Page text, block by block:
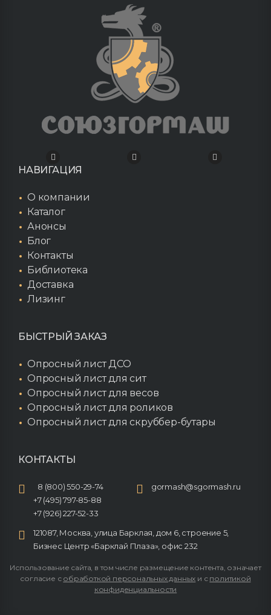
НАВИГАЦИЯ
О компании
Каталог
Анонсы
Блог
Контакты
Библиотека
Доставка
Лизинг
БЫСТРЫЙ ЗАКАЗ
Опросный лист ДСО
Опросный лист для сит
Опросный лист для весов
Опросный лист для роликов
Опросный лист для скруббер-бутары
КОНТАКТЫ
8 (800) 550-29-74
+7 (495) 797-85-88
+7 (926) 227-52-33
gormash@sgormash.ru
121087, Москва, улица Барклая, дом 6, строение 5,
Бизнес Центр «Барклай Плаза», офис 232
Использование сайта, в том числе размещение контента, означает
согласие с обработкой персональных данных и с политикой
конфиденциальности